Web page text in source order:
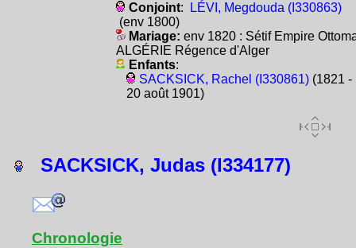
Conjoint:
LÉVI, Megdouda (I330863)
(env 1800)
Mariage: env 1820 : Sétif Empire
ALGÉRIE Régence d'Alger
Enfants:
SACKSICK, Rachel (I330861)(1821 -
20 août 1901)
SACKSICK, Judas (I334177)
Chronologie